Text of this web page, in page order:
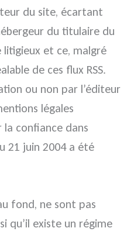
du site, écartant
du titulaire du
et ce, malgré
de ces flux RSS.
ou non par l’éditeur
légales
confiance dans
21 juin 2004 a été
fond, ne sont pas
qu’il existe un régime